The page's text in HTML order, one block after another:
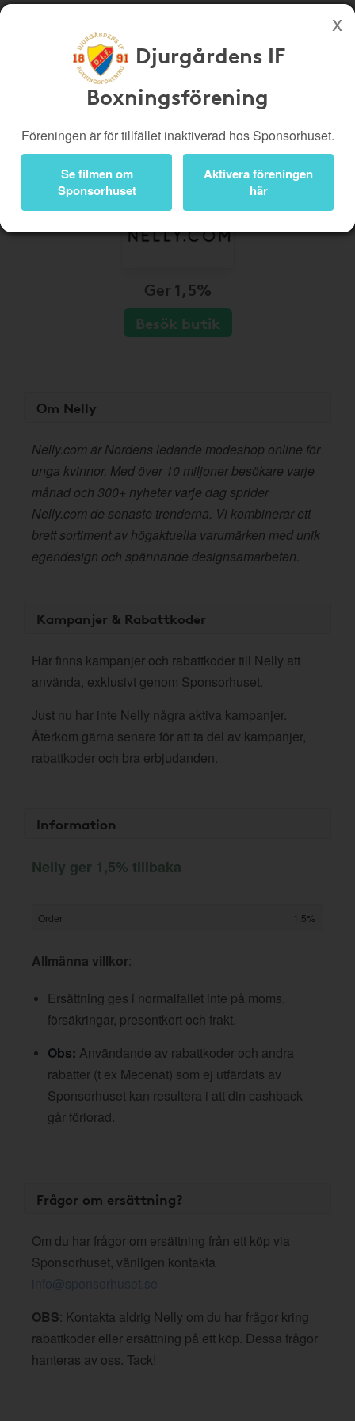
Köp genom denna sida stöttar Djurgårdens IF Boxningsförening
Butiker
Biobiljetter
Bli medlem
Logga in
Djurgårdens IF
Boxningsförening
Föreningen är för tillfället inaktiverad hos Sponsorhuset.
Se filmen om
Sponsorhuset
Aktivera föreningen
här
Ger 1,5%
Besök butik
Om Nelly
Nelly.com är Nordens ledande modeshop online för
unga kvinnor. Med över 10 miljoner besökare varje
månad och 300+ nyheter varje dag sprider
Nelly.com de senaste trenderna. Vi kombinerar ett
brett sortiment av högaktuella varumärken med unik
egendesign och spännande designsamarbeten.
Kampanjer & Rabattkoder
Här finns kampanjer och rabattkoder till Nelly att
använda, exklusivt genom Sponsorhuset.
Just nu har inte Nelly några aktiva kampanjer.
Återkom gärna senare för att ta del av kampanjer,
rabattkoder och bra erbjudanden.
Information
Nelly ger 1,5% tillbaka
Order 1,5%
Allmänna villkor:
Ersättning ges i normalfallet inte på moms,
försäkringar, presentkort och frakt.
Obs: Användande av rabattkoder och andra
rabatter (t ex Mecenat) som ej utfärdats av
Sponsorhuset kan resultera i att din cashback
går förlorad.
Frågor om ersättning?
Om du har frågor om ersättning från ett köp via
Sponsorhuset, vänligen kontakta
info@sponsorhuset.se
OBS: Kontakta aldrig Nelly om du har frågor kring
rabattkoder eller ersättning på ett köp. Dessa frågor
hanteras av oss. Tack!